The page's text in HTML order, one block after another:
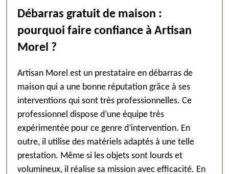
Débarras gratuit de maison :
pourquoi faire confiance à Artisan
Morel ?
Artisan Morel est un prestataire en débarras de
maison qui a une bonne réputation grâce à ses
interventions qui sont très professionnelles. Ce
professionnel dispose d’une équipe très
expérimentée pour ce genre d’intervention. En
outre, il utilise des matériels adaptés à une telle
prestation. Même si les objets sont lourds et
volumineux, il réalise sa mission avec efficacité. En